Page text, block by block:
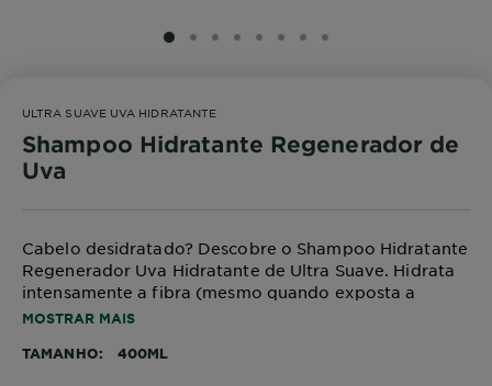
SLIDE 1
SLIDE 2
SLIDE 3
SLIDE 4
SLIDE 5
SLIDE 6
SLIDE 7
SLIDE 8
ULTRA SUAVE UVA HIDRATANTE
Shampoo Hidratante Regenerador de
Uva
Cabelo desidratado? Descobre o Shampoo Hidratante
Regenerador Uva Hidratante de Ultra Suave. Hidrata
intensamente a fibra (mesmo quando exposta a
agressões diárias, como o secador, fontes de calor ou
poder hidratante e regenerador da Água de Uva e do
MOSTRAR MAIS
TAMANHO 400ML